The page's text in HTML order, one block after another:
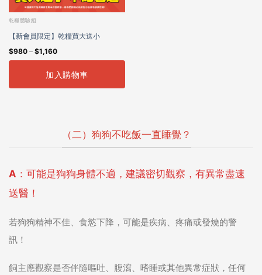
乾糧體驗組
【新會員限定】乾糧買大送小
$980– $1,160
加入購物車
（二）狗狗不吃飯一直睡覺？
A：可能是狗狗身體不適，建議密切觀察，有異常盡速
送醫！
若狗狗精神不佳、食慾下降，可能是疾病、疼痛或發燒的警
訊！
飼主應觀察是否伴隨嘔吐、腹瀉、嗜睡或其他異常症狀，任何